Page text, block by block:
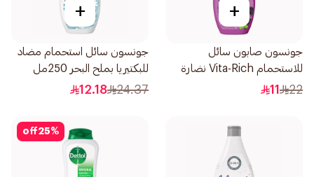
+
جونسون صابون سائل
للاستحمام Vita-Rich نضارة
250مل
22
11
+
جونسون سائل استحمام مضاد
للبكتيريا بملح البحر 250مل
24.37
12.18
25%
off